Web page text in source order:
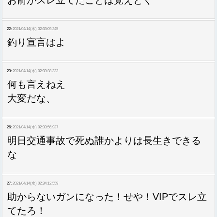
22: 2021/04/14(水) 02:33:09.345
釣り宣言はよ
23: 2021/04/14(水) 02:33:38.333
何も言えねえ
大変だな、
26: 2021/04/14(水) 02:33:56.937
明日交通事故で死ぬ誰かよりは長生きできる
な
27: 2021/04/14(水) 02:34:12.559
助からないガンになった！せや！VIPでスレ立
てたろ！